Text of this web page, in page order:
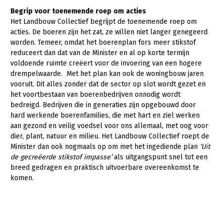
LTO Nederland
Mensen
Bestuur en Directie
Medewerkers
Vakgroepbestuurders
Jaarverslag 2023
Vacatures
Pers
Contact
Begrip voor toenemende roep om acties
Het Landbouw Collectief begrijpt de toenemende roep om
acties. De boeren zijn het zat, ze willen niet langer genegeerd
worden. Temeer, omdat het boerenplan fors meer stikstof
reduceert dan dat van de Minister en al op korte termijn
voldoende ruimte creëert voor de invoering van een hogere
drempelwaarde. Met het plan kan ook de woningbouw jaren
vooruit. Dit alles zonder dat de sector op slot wordt gezet en
het voortbestaan van boerenbedrijven onnodig wordt
bedreigd. Bedrijven die in generaties zijn opgebouwd door
hard werkende boerenfamilies, die met hart en ziel werken
aan gezond en veilig voedsel voor ons allemaal, met oog voor
dier, plant, natuur en milieu. Het Landbouw Collectief roept de
Minister dan ook nogmaals op om met het ingediende plan ‘Uit
de gecreëerde stikstof impasse’als uitgangspunt snel tot een
breed gedragen en praktisch uitvoerbare overeenkomst te
komen.